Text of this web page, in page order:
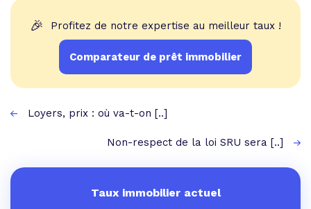
🎉 Profitez de notre expertise au meilleur taux !
Comparateur de prêt immobilier
Loyers, prix : où va-t-on [..]
Non-respect de la loi SRU sera [..]
Taux immobilier actuel